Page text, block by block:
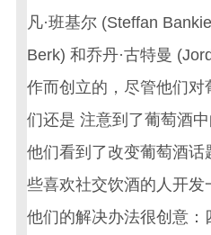
凡·班基尔 (Steffan
Berk) 和乔丹·古特曼
作而创立的，尽管他们
们还是 注意到了葡萄酒中
他们看到了改变葡萄酒
些喜欢社交饮酒的人开发
他们的解决办法很创意